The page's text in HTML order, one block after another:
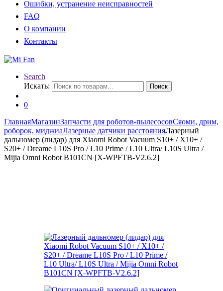
Ошибки, устранение неисправностей
FAQ
О компании
Контакты
Search
Искать:
Поиск
0
ГлавнаяМагазинЗапчасти для роботов-пылесосовСяоми, дрим,
роборок, миджиаЛазерные датчики расстоянияЛазерный
дальномер (лидар) для Xiaomi Robot Vacuum S10+ / X10+ /
S20+ / Dreamе L10S Рrо / L10 Рrime / L10 Ultra/ L10S Ultrа /
Mijia Omni Robot B101CN [X-WPFTB-V2.6.2]